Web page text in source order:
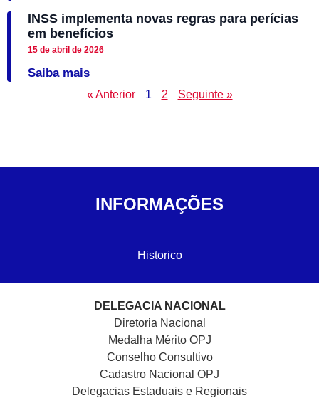
INSS implementa novas regras para perícias
em benefícios
15 de abril de 2026
Saiba mais
« Anterior 1 2 Seguinte »
INFORMAÇÕES
Historico
DELEGACIA NACIONAL
Diretoria Nacional
Medalha Mérito OPJ
Conselho Consultivo
Cadastro Nacional OPJ
Delegacias Estaduais e Regionais